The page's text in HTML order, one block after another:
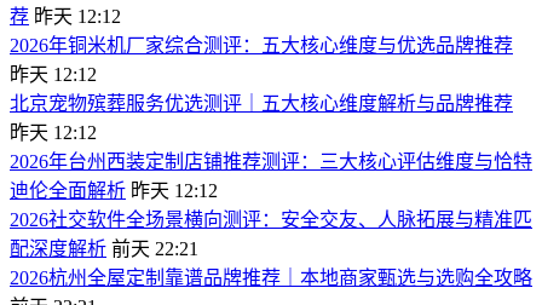
荐 昨天 12:12
2026年铜米机厂家综合测评：五大核心维度与优选品牌推荐
昨天 12:12
北京宠物殡葬服务优选测评｜五大核心维度解析与品牌推荐
昨天 12:12
2026年台州西装定制店铺推荐测评：三大核心评估维度与恰特
迪伦全面解析 昨天 12:12
2026社交软件全场景横向测评：安全交友、人脉拓展与精准匹
配深度解析 前天 22:21
2026杭州全屋定制靠谱品牌推荐｜本地商家甄选与选购全攻略